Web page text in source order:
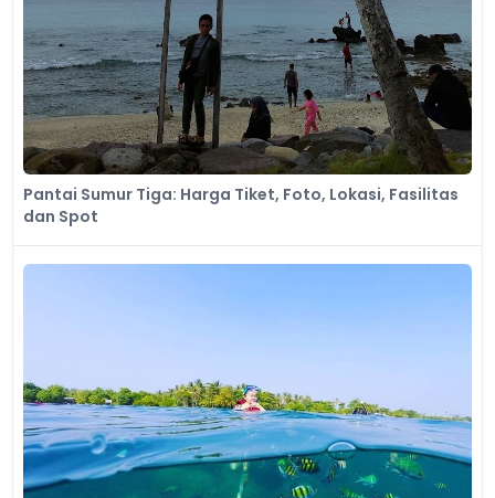
Pantai Sumur Tiga: Harga Tiket, Foto, Lokasi, Fasilitas
dan Spot